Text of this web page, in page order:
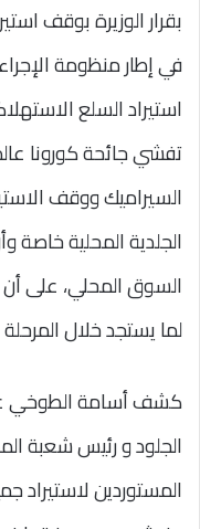
في إطار منظومة
استيراد السلع
تفشي جائحة كورونا
السيراميك ووقف
الجلدية المحلية خاصة
السوق المحلي، على
لما يستجد خلال المرحلة
كشف أسامة الطوخي
الجلود و رئيس شعبة
المستوردين لاستيراد